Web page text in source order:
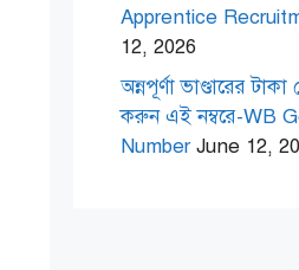
Apprentice
12, 2026
অন্নপূর্ণা ভাণ্ডারের
করুন এই নম্বরে-WB
Number June 12,